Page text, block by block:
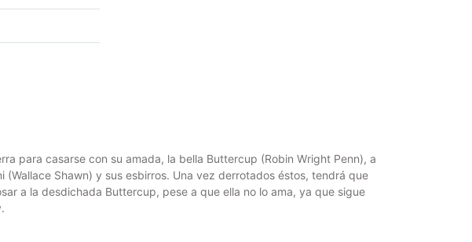
para casarse con su amada, la bella Buttercup (Robin Wright Penn), a
Shawn) y sus esbirros. Una vez derrotados éstos, tendrá que
a la desdichada Buttercup, pese a que ella no lo ama, ya que sigue